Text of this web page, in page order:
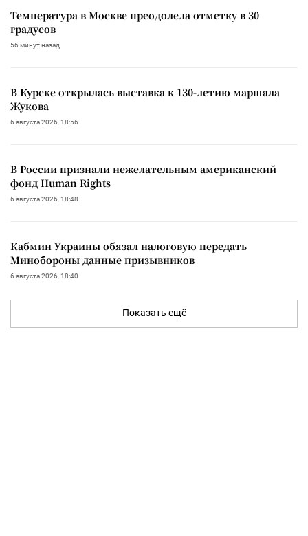
Температура в Москве преодолела отметку в 30
градусов
56 минут назад
В Курске открылась выставка к 130-летию маршала
Жукова
6 августа 2026, 18:56
В России признали нежелательным американский
фонд Human Rights
6 августа 2026, 18:48
Кабмин Украины обязал налоговую передать
Минобороны данные призывников
6 августа 2026, 18:40
Показать ещё